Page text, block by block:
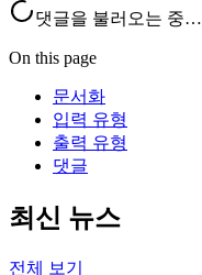
댓글을 불러오는 중…
On this page
문서화
입력 유형
출력 유형
댓글
최신 뉴스
전체 보기